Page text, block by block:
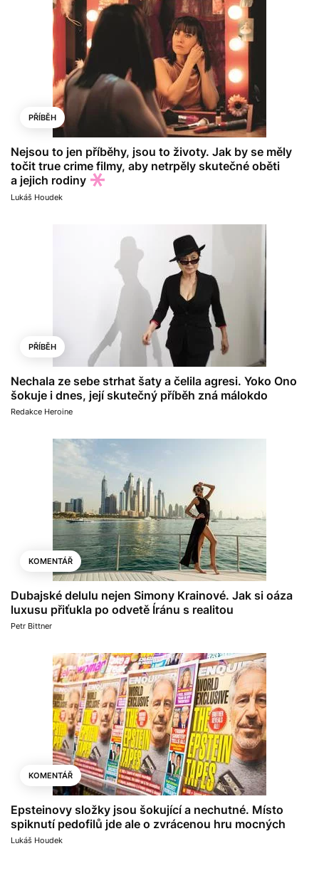
PŘÍBĚH
Nejsou to jen příběhy, jsou to životy. Jak by se měly
točit true crime filmy, aby netrpěly skutečné oběti
a jejich rodiny
Lukáš Houdek
PŘÍBĚH
Nechala ze sebe strhat šaty a čelila agresi. Yoko Ono
šokuje i dnes, její skutečný příběh zná málokdo
Redakce Heroine
KOMENTÁŘ
Dubajské delulu nejen Simony Krainové. Jak si oáza
luxusu přiťukla po odvetě Íránu s realitou
Petr Bittner
KOMENTÁŘ
Epsteinovy složky jsou šokující a nechutné. Místo
spiknutí pedofilů jde ale o zvrácenou hru mocných
Lukáš Houdek